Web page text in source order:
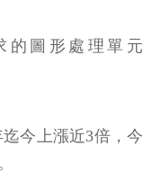
的圖形處理單元
今上漲近3倍，今